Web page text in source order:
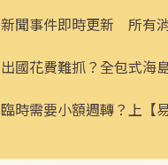
新聞事件即時更新 所有
出國花費難抓？全包式海
臨時需要小額週轉？上【